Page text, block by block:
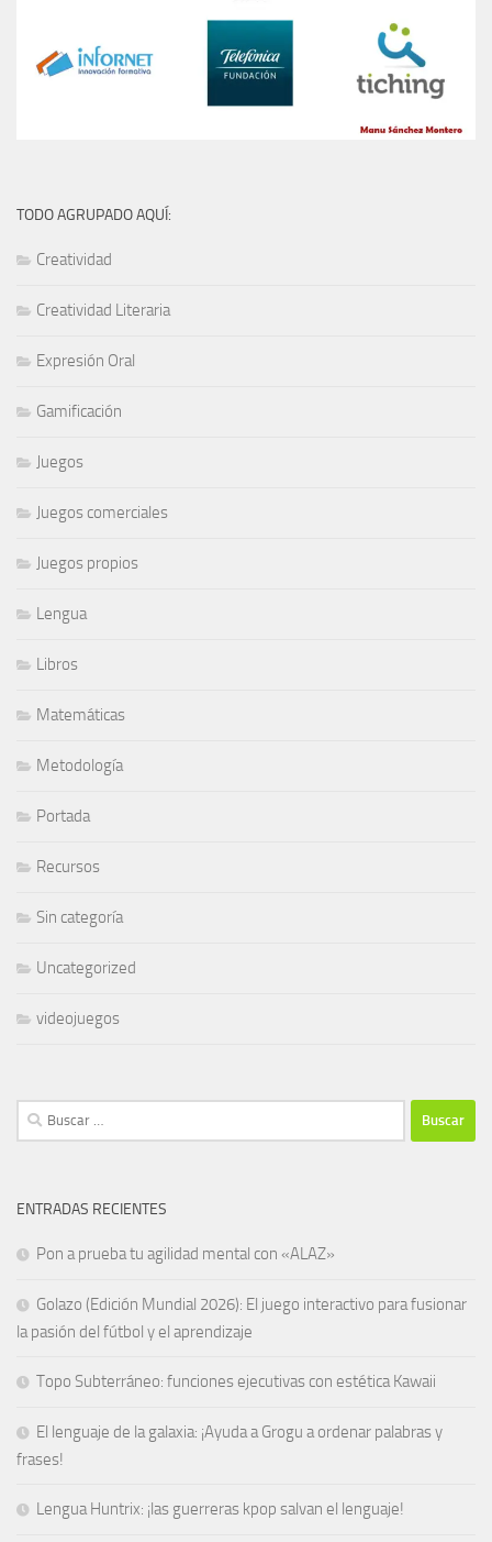
TODO AGRUPADO AQUÍ:
Creatividad
Creatividad Literaria
Expresión Oral
Gamificación
Juegos
Juegos comerciales
Juegos propios
Lengua
Libros
Matemáticas
Metodología
Portada
Recursos
Sin categoría
Uncategorized
videojuegos
Buscar:
ENTRADAS RECIENTES
Pon a prueba tu agilidad mental con «ALAZ»
Golazo (Edición Mundial 2026): El juego interactivo para fusionar
la pasión del fútbol y el aprendizaje
Topo Subterráneo: funciones ejecutivas con estética Kawaii
El lenguaje de la galaxia: ¡Ayuda a Grogu a ordenar palabras y
frases!
Lengua Huntrix: ¡las guerreras kpop salvan el lenguaje!